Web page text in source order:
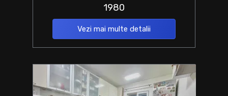
1980
Vezi mai multe detalii